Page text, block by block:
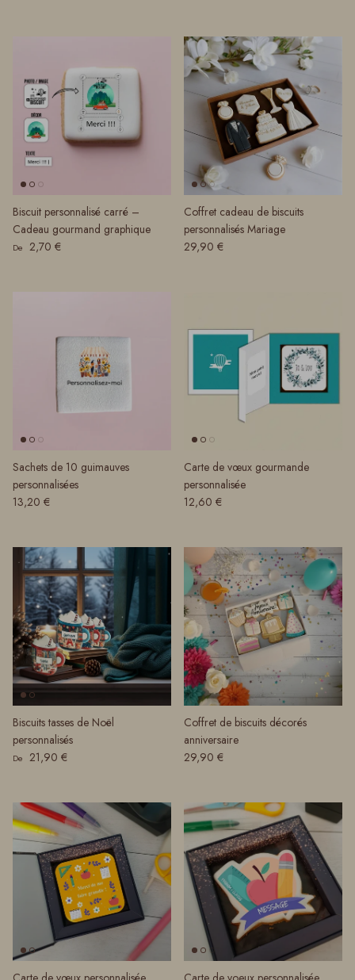
Biscuit personnalisé carré –
Cadeau gourmand graphique
Prix habituel
De 2,70 €
Coffret cadeau de biscuits
personnalisés Mariage
Prix habituel
29,90 €
Sachets de 10 guimauves
personnalisées
Prix habituel
13,20 €
Carte de vœux gourmande
personnalisée
Prix habituel
12,60 €
Biscuits tasses de Noël
personnalisés
Prix habituel
De 21,90 €
Coffret de biscuits décorés
anniversaire
Prix habituel
29,90 €